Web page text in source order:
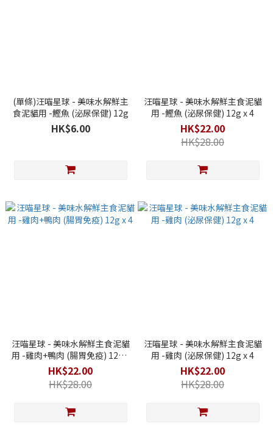
(單條)汪喵星球 - 美味水解鮮主
食泥貓用 -鰹魚 (泌尿保健) 12g
HK$6.00
汪喵星球 - 美味水解鮮主食泥貓
用 -鰹魚 (泌尿保健) 12g x 4
HK$22.00
HK$28.00
汪喵星球 - 美味水解鮮主食泥貓
用 -雞肉+鴨肉 (腸胃免疫) 12g x
4
HK$22.00
HK$28.00
汪喵星球 - 美味水解鮮主食泥貓
用 -雞肉 (泌尿保健) 12g x 4
HK$22.00
HK$28.00